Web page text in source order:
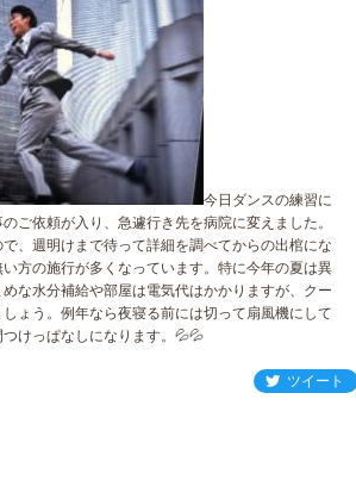
今日ダンスの練習に
ご依頼が入り、急遽行き先を病院に変えました。
、週明けまで待って詳細を調べてからの出棺にな
方の施行が多くなっています。特に今年の夏は異
な水分補給や部屋は電気代はかかりますが、クー
ょう。例年なら夜寝る前には切って扇風機にして
けっぱなしになります。💦💦
ツイート